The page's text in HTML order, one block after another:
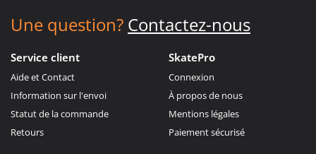
Une question? Contactez-nous
Service client
Aide et Contact
Information sur l'envoi
Statut de la commande
Retours
SkatePro
Connexion
À propos de nous
Mentions légales
Paiement sécurisé